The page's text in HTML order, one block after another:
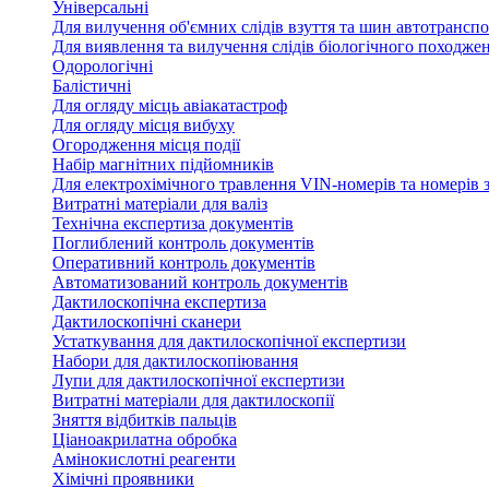
Універсальні
Для вилучення об'ємних слідів взуття та шин
Для виявлення та вилучення слідів біологічного
Одорологічні
Балістичні
Для огляду місць авіакатастроф
Для огляду місця вибуху
Огородження місця події
Набір магнітних підйомників
Для електрохімічного травлення VIN-номерів та номерів
Витратні матеріали для валіз
Технічна експертиза документів
Поглиблений контроль документів
Оперативний контроль документів
Автоматизований контроль документів
Дактилоскопічна експертиза
Дактилоскопічні сканери
Устаткування для дактилоскопічної експертизи
Набори для дактилоскопіювання
Лупи для дактилоскопічної експертизи
Витратні матеріали для дактилоскопії
Зняття відбитків пальців
Ціаноакрилатна обробка
Амінокислотні реагенти
Хімічні проявники